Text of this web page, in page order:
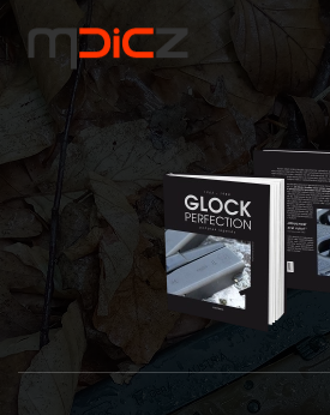
Skip to main content